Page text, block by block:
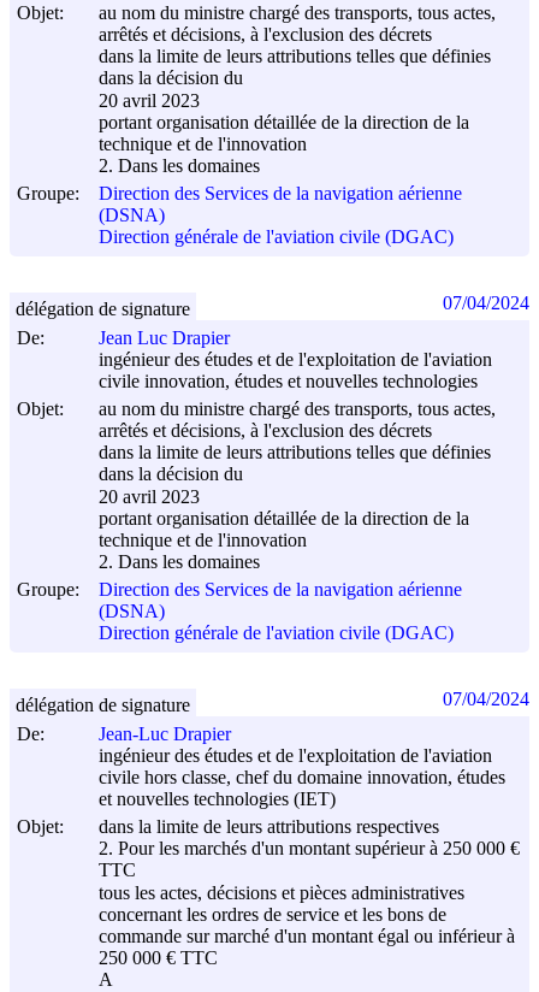
Objet:
au nom du ministre chargé des transports, tous actes,
arrêtés et décisions, à l'exclusion des décrets
dans la limite de leurs attributions telles que définies
dans la décision du
20 avril 2023
portant organisation détaillée de la direction de la
technique et de l'innovation
2. Dans les domaines
Groupe:
Direction des Services de la navigation aérienne
(DSNA)
Direction générale de l'aviation civile (DGAC)
De:
Jean Luc Drapier
ingénieur des études et de l'exploitation de l'aviation
civile innovation, études et nouvelles technologies
Objet:
au nom du ministre chargé des transports, tous actes,
arrêtés et décisions, à l'exclusion des décrets
dans la limite de leurs attributions telles que définies
dans la décision du
20 avril 2023
portant organisation détaillée de la direction de la
technique et de l'innovation
2. Dans les domaines
Groupe:
Direction des Services de la navigation aérienne
(DSNA)
Direction générale de l'aviation civile (DGAC)
délégation de signature 07/04/2024
De:
Jean-Luc Drapier
ingénieur des études et de l'exploitation de l'aviation
civile hors classe, chef du domaine innovation, études
et nouvelles technologies (IET)
Objet:
dans la limite de leurs attributions respectives
2. Pour les marchés d'un montant supérieur à 250 000 €
TTC
tous les actes, décisions et pièces administratives
concernant les ordres de service et les bons de
commande sur marché d'un montant égal ou inférieur à
250 000 € TTC
A
délégation de signature 07/04/2024